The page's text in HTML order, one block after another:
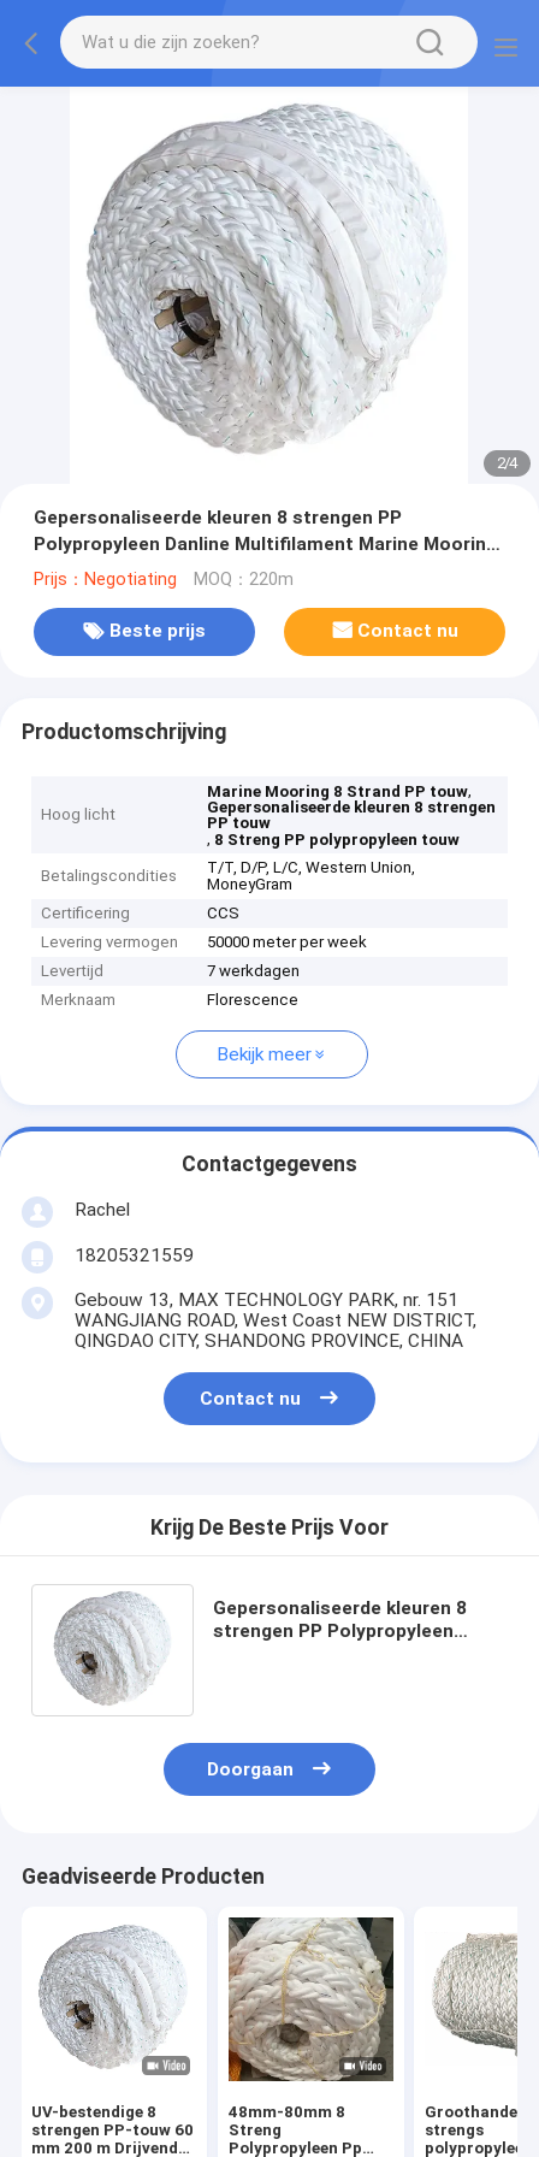
2/4
Gepersonaliseerde kleuren 8 strengen PP
Polypropyleen Danline Multifilament Marine Mooring
Rope
Prijs：Negotiating MOQ：220m
Beste prijs Contact nu
Productomschrijving
Hoog licht
Marine Mooring 8 Strand PP touw,
Gepersonaliseerde kleuren 8 strengen
PP touw
, 8 Streng PP polypropyleen touw
Betalingscondities
T/T, D/P, L/C, Western Union,
MoneyGram
Certificering
CCS
Levering vermogen
50000 meter per week
Levertijd
7 werkdagen
Merknaam
Florescence
Bekijk meer
Contactgegevens
Rachel
18205321559
Gebouw 13, MAX TECHNOLOGY PARK, nr. 151
WANGJIANG ROAD, West Coast NEW DISTRICT,
QINGDAO CITY, SHANDONG PROVINCE, CHINA
Contact nu
Krijg De Beste Prijs Voor
Gepersonaliseerde kleuren 8
strengen PP Polypropyleen
Doorgaan
Geadviseerde Producten
UV-bestendige 8
strengen PP-touw 60
mm 200 m Drijvend
48mm-80mm 8
Streng
Polypropyleen Pp
Groothandel 8
strengs
polypropyleen